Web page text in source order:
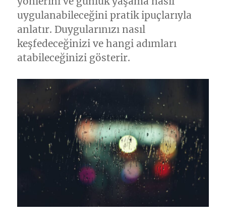
uygulanabileceğini pratik ipuçlarıyla
anlatır. Duygularınızı nasıl
keşfedeceğinizi ve hangi adımları
atabileceğinizi gösterir.